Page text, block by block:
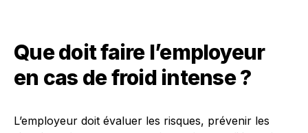
Que doit faire l’employeur
en cas de froid intense ?
L’employeur doit évaluer les risques, prévenir les